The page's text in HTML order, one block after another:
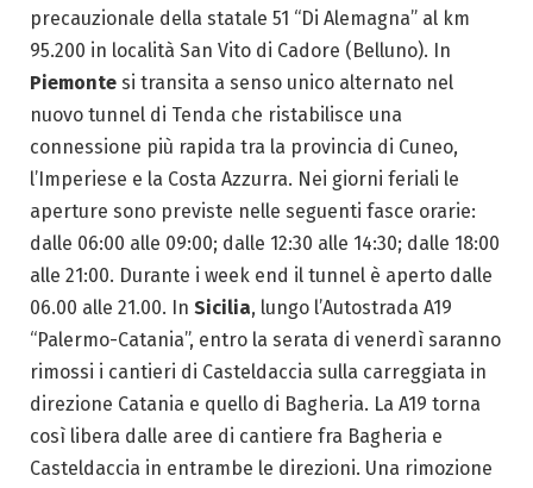
precauzionale della statale 51 “Di Alemagna” al km
95.200 in località San Vito di Cadore (Belluno). In
Piemonte si transita a senso unico alternato nel
nuovo tunnel di Tenda che ristabilisce una
connessione più rapida tra la provincia di Cuneo,
l’Imperiese e la Costa Azzurra. Nei giorni feriali le
aperture sono previste nelle seguenti fasce orarie:
dalle 06:00 alle 09:00; dalle 12:30 alle 14:30; dalle 18:00
alle 21:00. Durante i week end il tunnel è aperto dalle
06.00 alle 21.00. In Sicilia, lungo l’Autostrada A19
“Palermo-Catania”, entro la serata di venerdì saranno
rimossi i cantieri di Casteldaccia sulla carreggiata in
direzione Catania e quello di Bagheria. La A19 torna
così libera dalle aree di cantiere fra Bagheria e
Casteldaccia in entrambe le direzioni. Una rimozione